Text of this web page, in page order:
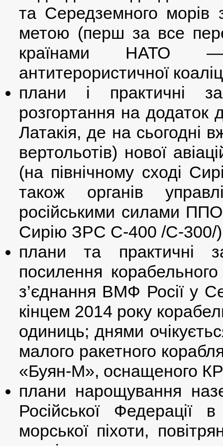
та Середземного морів
метою (перш за все
країнами НАТО —
антитерористичної
плани і практичні
розгортання на додаток
Латакія, де на сьогодні
вертольотів) нової
(на північному сході
також органів
російськими силами
Сирію ЗРС С-400 /С-300/
плани та практичні
посилення
з’єднання ВМФ Росії у
кінцем 2014 року
одиниць; днями
малого ракетного
«Буян-М», оснащеного
плани нарощування
Російської Федерації
морської піхоти,